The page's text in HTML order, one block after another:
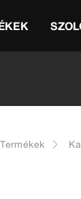
Termékek